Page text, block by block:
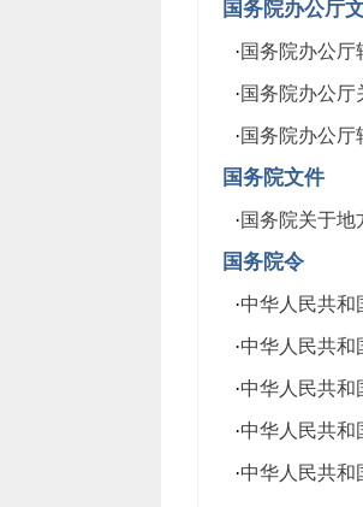
国务院办公厅
·国务院办公厅
·国务院办公厅
·国务院办公厅
国务院文件
·国务院关于地
国务院令
·中华人民共和
·中华人民共和
·中华人民共和
·中华人民共和
·中华人民共和